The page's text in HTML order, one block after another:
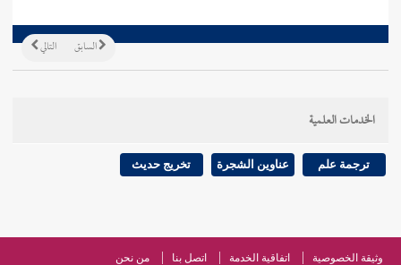
التالي السابق
الخدمات العلمية
ترجمة علم عناوين الشجرة تخريج حديث
وثيقة الخصوصية اتفاقية الخدمة اتصل بنا من نحن